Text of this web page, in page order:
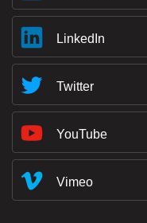
LinkedIn
Twitter
YouTube
Vimeo